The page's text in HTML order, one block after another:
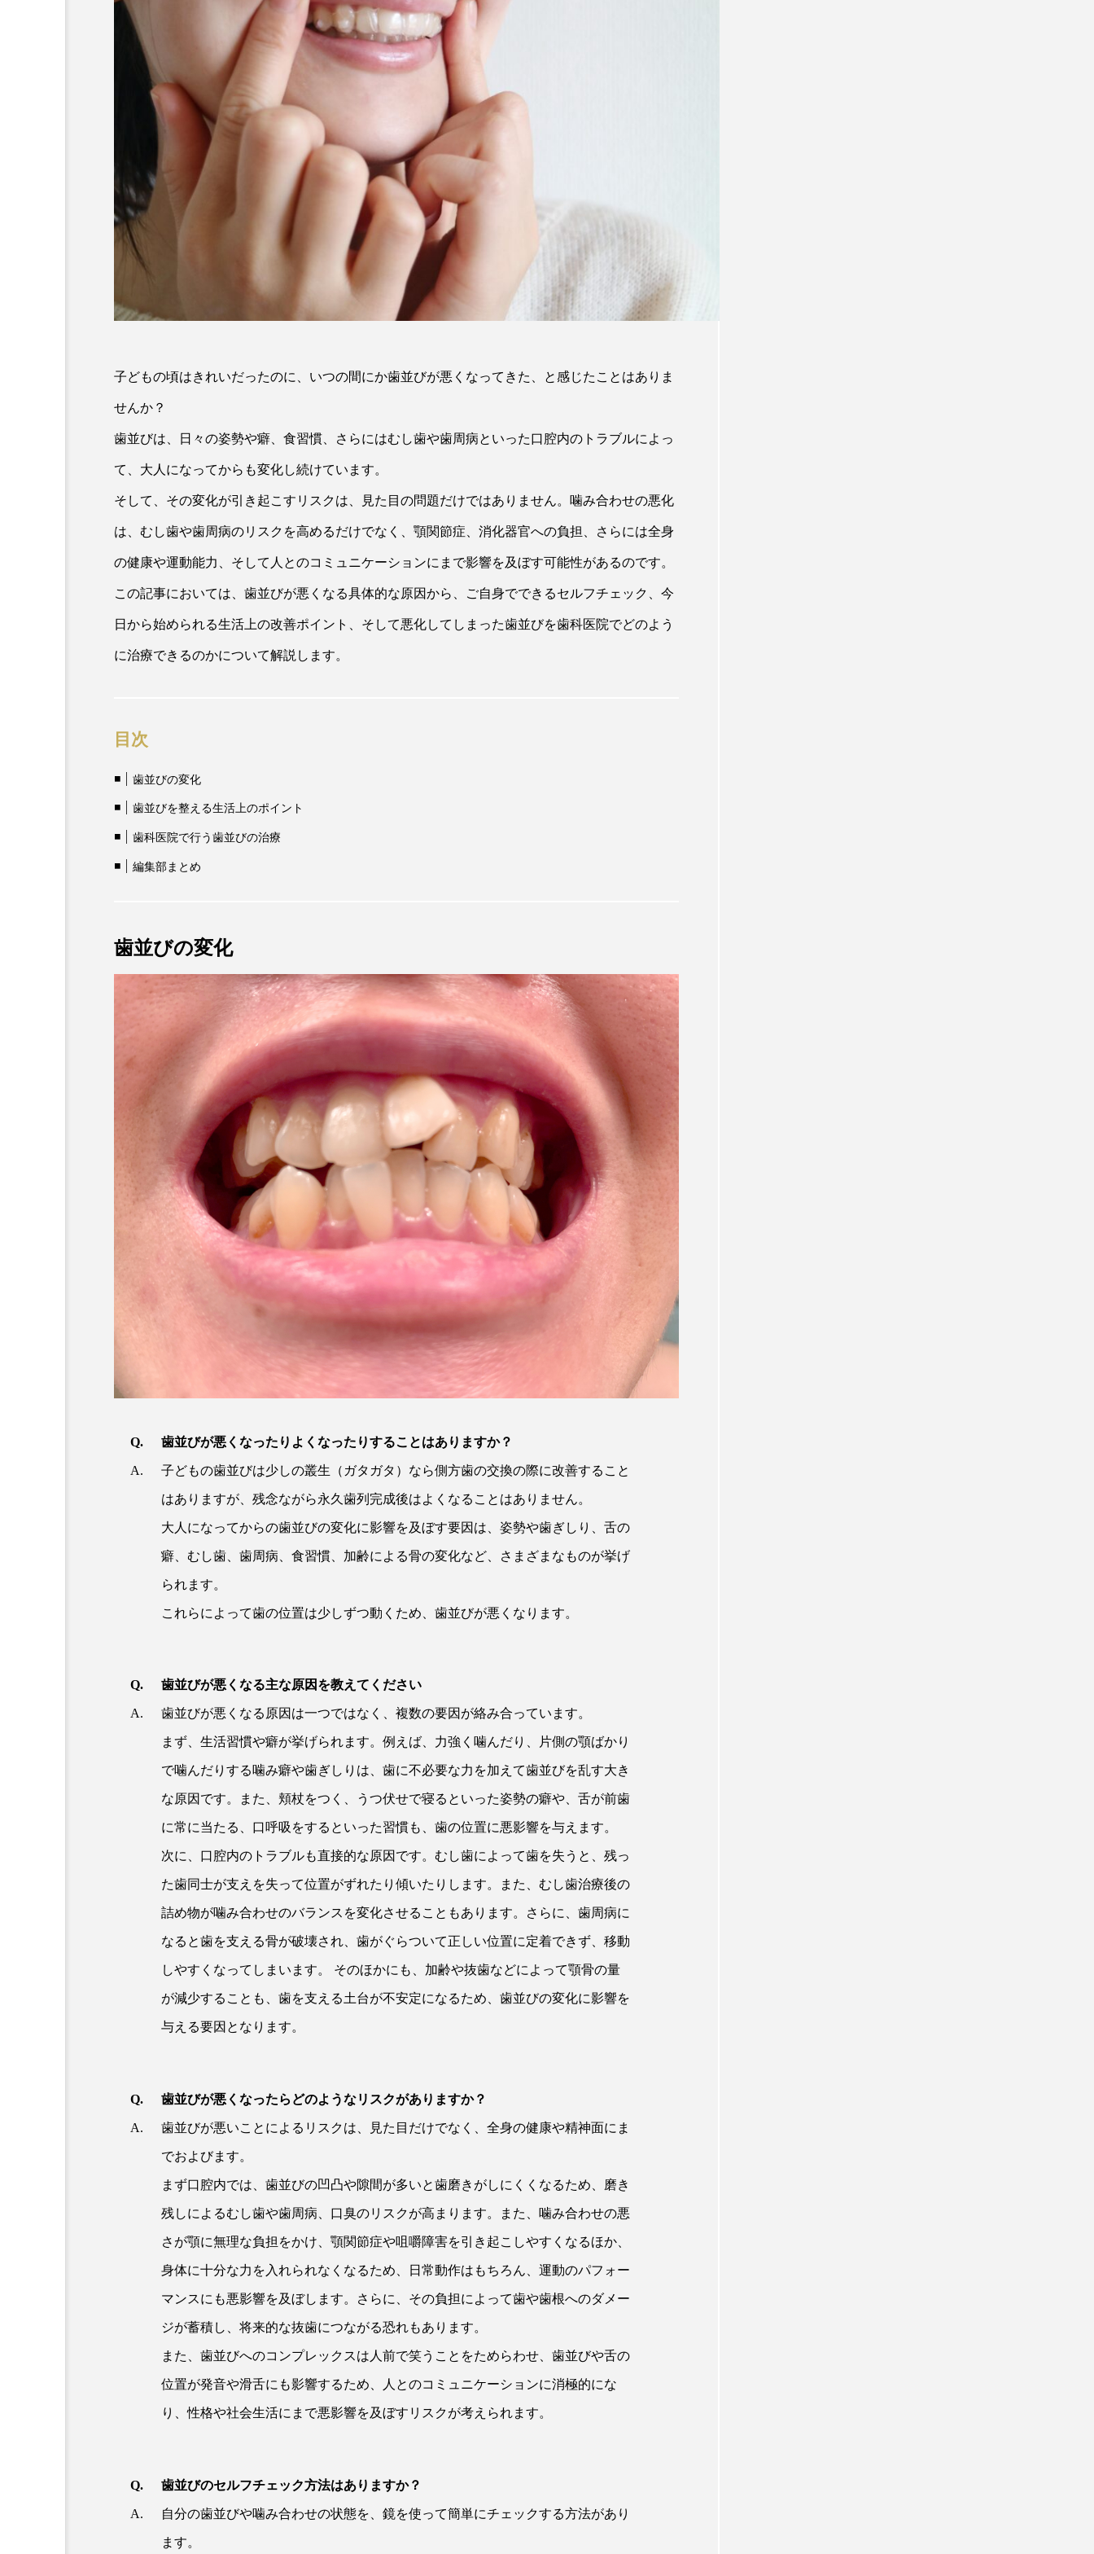
テスト用_東京都おすすめの矯正
歯科の名医28人
2026.06.12
マウスピース型矯正治療後に保
定は必要?リテーナーの装着期間
や時間、注意点も解説
注目のトピック
コラム マウスピース矯正
子どもの頃はきれいだったのに、いつの間にか歯並びが悪くなってきた、と感じたことはありま
せんか？
歯並びは、日々の姿勢や癖、食習慣、さらにはむし歯や歯周病といった口腔内のトラブルによっ
て、大人になってからも変化し続けています。
そして、その変化が引き起こすリスクは、見た目の問題だけではありません。噛み合わせの悪化
は、むし歯や歯周病のリスクを高めるだけでなく、顎関節症、消化器官への負担、さらには全身
の健康や運動能力、そして人とのコミュニケーションにまで影響を及ぼす可能性があるのです。
この記事においては、歯並びが悪くなる具体的な原因から、ご自身でできるセルフチェック、今
日から始められる生活上の改善ポイント、そして悪化してしまった歯並びを歯科医院でどのよう
に治療できるのかについて解説します。
目次
歯並びの変化
歯並びを整える生活上のポイント
歯科医院で行う歯並びの治療
編集部まとめ
歯並びの変化
歯並びが悪くなったりよくなったりすることはありますか？
子どもの歯並びは少しの叢生（ガタガタ）なら側方歯の交換の際に改善すること
はありますが、残念ながら永久歯列完成後はよくなることはありません。
大人になってからの歯並びの変化に影響を及ぼす要因は、姿勢や歯ぎしり、舌の
癖、むし歯、歯周病、食習慣、加齢による骨の変化など、さまざまなものが挙げ
られます。
これらによって歯の位置は少しずつ動くため、歯並びが悪くなります。
歯並びが悪くなる主な原因を教えてください
歯並びが悪くなる原因は一つではなく、複数の要因が絡み合っています。
まず、生活習慣や癖が挙げられます。例えば、力強く噛んだり、片側の顎ばかり
で噛んだりする噛み癖や歯ぎしりは、歯に不必要な力を加えて歯並びを乱す大き
な原因です。また、頬杖をつく、うつ伏せで寝るといった姿勢の癖や、舌が前歯
に常に当たる、口呼吸をするといった習慣も、歯の位置に悪影響を与えます。
次に、口腔内のトラブルも直接的な原因です。むし歯によって歯を失うと、残っ
た歯同士が支えを失って位置がずれたり傾いたりします。また、むし歯治療後の
詰め物が噛み合わせのバランスを変化させることもあります。さらに、歯周病に
なると歯を支える骨が破壊され、歯がぐらついて正しい位置に定着できず、移動
しやすくなってしまいます。 そのほかにも、加齢や抜歯などによって顎骨の量
が減少することも、歯を支える土台が不安定になるため、歯並びの変化に影響を
与える要因となります。
歯並びが悪くなったらどのようなリスクがありますか？
歯並びが悪いことによるリスクは、見た目だけでなく、全身の健康や精神面にま
でおよびます。
まず口腔内では、歯並びの凹凸や隙間が多いと歯磨きがしにくくなるため、磨き
残しによるむし歯や歯周病、口臭のリスクが高まります。また、噛み合わせの悪
さが顎に無理な負担をかけ、顎関節症や咀嚼障害を引き起こしやすくなるほか、
身体に十分な力を入れられなくなるため、日常動作はもちろん、運動のパフォー
マンスにも悪影響を及ぼします。さらに、その負担によって歯や歯根へのダメー
ジが蓄積し、将来的な抜歯につながる恐れもあります。
また、歯並びへのコンプレックスは人前で笑うことをためらわせ、歯並びや舌の
位置が発音や滑舌にも影響するため、人とのコミュニケーションに消極的にな
り、性格や社会生活にまで悪影響を及ぼすリスクが考えられます。
歯並びのセルフチェック方法はありますか？
自分の歯並びや噛み合わせの状態を、鏡を使って簡単にチェックする方法があり
ます。